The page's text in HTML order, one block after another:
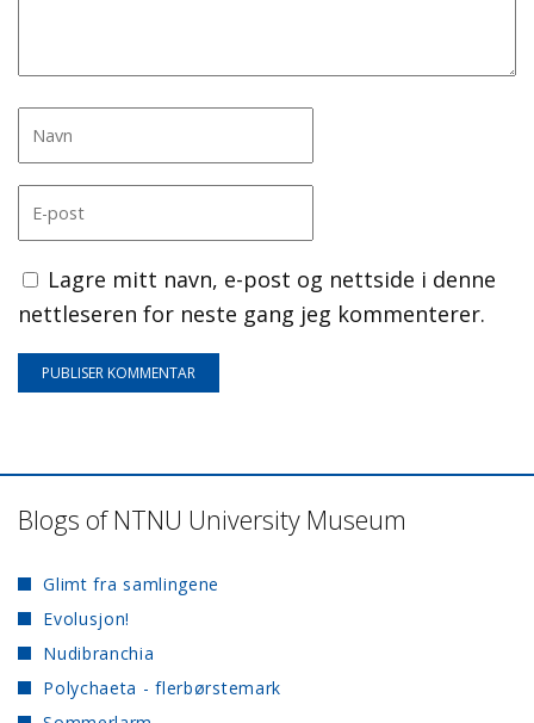
Lagre mitt navn, e-post og nettside i denne
nettleseren for neste gang jeg kommenterer.
Blogs of NTNU University Museum
Glimt fra samlingene
Evolusjon!
Nudibranchia
Polychaeta - flerbørstemark